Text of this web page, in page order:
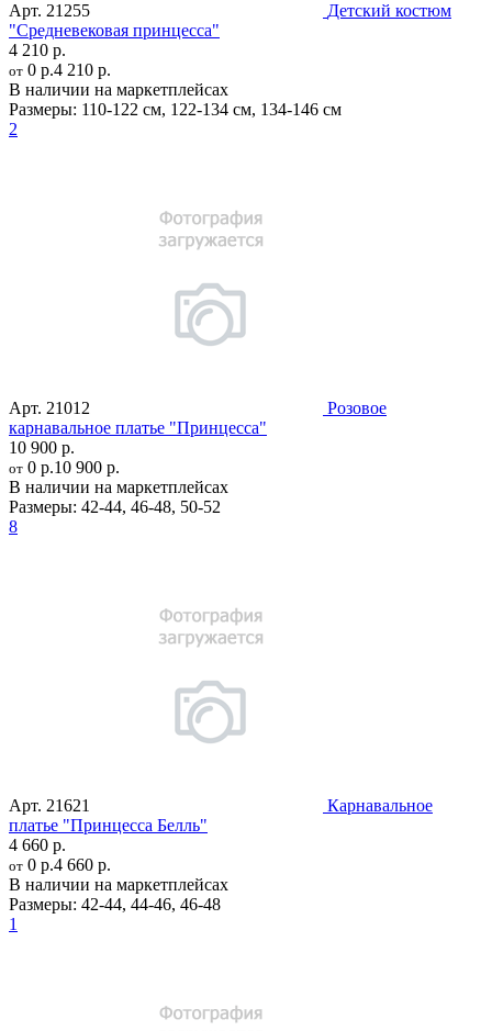
Арт. 21255
Детский костюм
"Средневековая принцесса"
4 210 р.
от 0 р.4 210 р.
В наличии на маркетплейсах
Размеры: 110-122 см, 122-134 см, 134-146 см
2
Арт. 21012
Розовое
карнавальное платье "Принцесса"
10 900 р.
от 0 р.10 900 р.
В наличии на маркетплейсах
Размеры: 42-44, 46-48, 50-52
8
Арт. 21621
Карнавальное
платье "Принцесса Белль"
4 660 р.
от 0 р.4 660 р.
В наличии на маркетплейсах
Размеры: 42-44, 44-46, 46-48
1